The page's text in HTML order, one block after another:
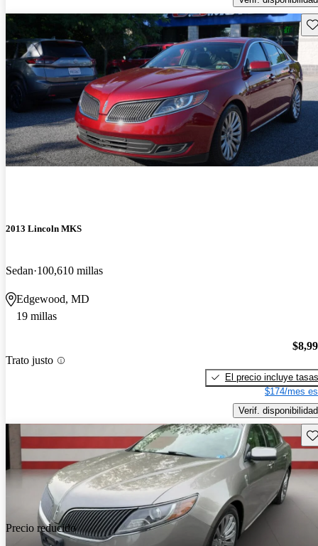
2013 Lincoln MKS
Sedan 100,610 millas
Edgewood, MD
19 millas
Trato justo
El precio incluye tasas
$174/mes
Verif. disponibilidad
Precio reducido